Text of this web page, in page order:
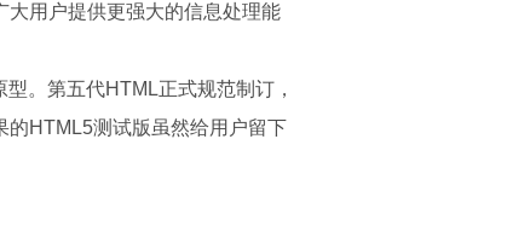
大用户提供更强大的信息处理能
。第五代HTML正式规范制订，
的HTML5测试版虽然给用户留下